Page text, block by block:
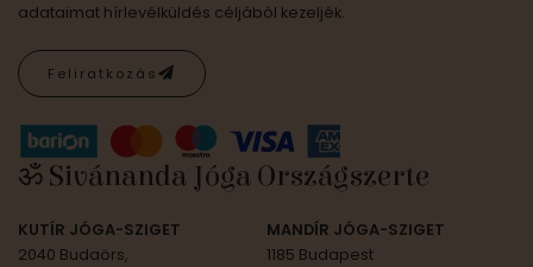
adataimat hírlevélküldés céljából kezeljék.
Feliratkozás
ॐ Sivánanda Jóga Országszerte
KUTÍR JÓGA-SZIGET
2040 Budaörs,
MANDÍR JÓGA-SZIGET
1185 Budapest